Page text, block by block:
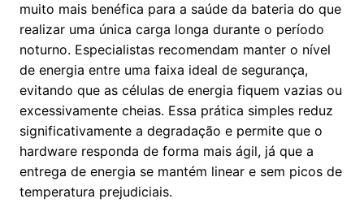
muito mais benéfica para a saúde da bateria do que
realizar uma única carga longa durante o período
noturno. Especialistas recomendam manter o nível
de energia entre uma faixa ideal de segurança,
evitando que as células de energia fiquem vazias ou
excessivamente cheias. Essa prática simples reduz
significativamente a degradação e permite que o
hardware responda de forma mais ágil, já que a
entrega de energia se mantém linear e sem picos de
temperatura prejudiciais.